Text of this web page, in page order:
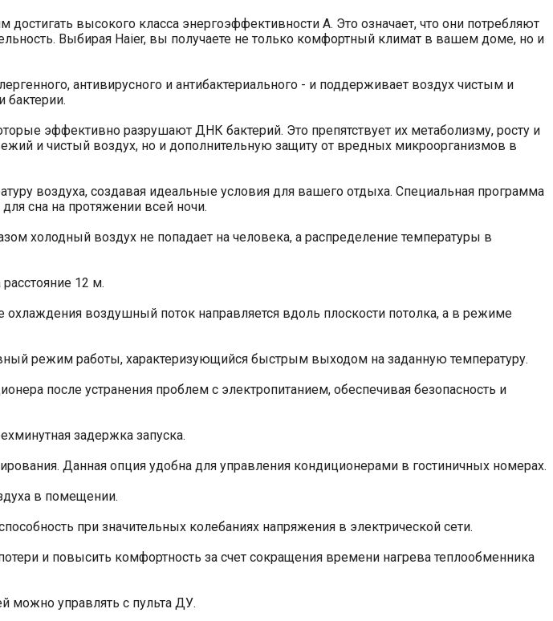
высокого класса энергоэффективности A. Это означает, что они потребляют
Выбирая Haier, вы получаете не только комфортный климат в вашем доме, но и
антивирусного и антибактериального - и поддерживает воздух чистым и
эффективно разрушают ДНК бактерий. Это препятствует их метаболизму, росту и
и чистый воздух, но и дополнительную защиту от вредных микроорганизмов в
воздуха, создавая идеальные условия для вашего отдыха. Специальная программа
сна на протяжении всей ночи.
холодный воздух не попадает на человека, а распределение температуры в
12 м.
воздушный поток направляется вдоль плоскости потолка, а в режиме
режим работы, характеризующийся быстрым выходом на заданную температуру.
после устранения проблем с электропитанием, обеспечивая безопасность и
задержка запуска.
Данная опция удобна для управления кондиционерами в гостиничных номерах.
в помещении.
при значительных колебаниях напряжения в электрической сети.
и повысить комфортность за счет сокращения времени нагрева теплообменника
можно управлять с пульта ДУ.